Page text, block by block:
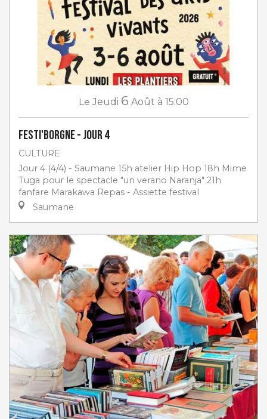
Le Jeudi 6 Août à 15:00
Festi'Borgne - jour 4
CULTURE
Jour 4 (4/4) - Saumane 15h atelier Hip Hop 18h Mime
Tuga pour le spectacle "un verano Naranja" 21h
fanfare Marakawa Repas - Assiette festival
Saumane